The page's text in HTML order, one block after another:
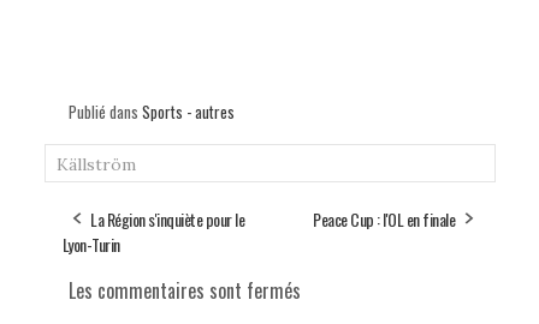
Publié dans Sports - autres
Källström
La Région s'inquiète pour le
Lyon-Turin
Peace Cup : l'OL en finale
Les commentaires sont fermés